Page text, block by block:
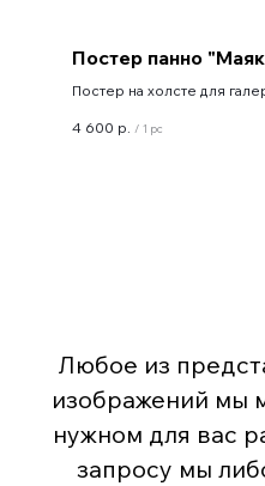
Постер панно
Постер на холсте для
4 600 р. / 1 pc
Любое из
изображений мы
нужном для вас
запросу мы